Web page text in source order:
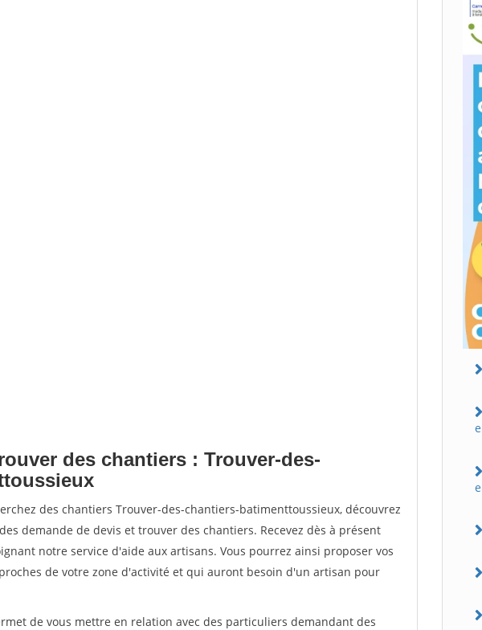
des chantiers : Trouver-des-
des chantiers Trouver-des-chantiers-batimenttoussieux, découvrez
demande de devis et trouver des chantiers. Recevez dès à présent
notre service d'aide aux artisans. Vous pourrez ainsi proposer vos
de votre zone d'activité et qui auront besoin d'un artisan pour
de vous mettre en relation avec des particuliers demandant des